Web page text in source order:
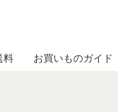
料 お買いものガイド